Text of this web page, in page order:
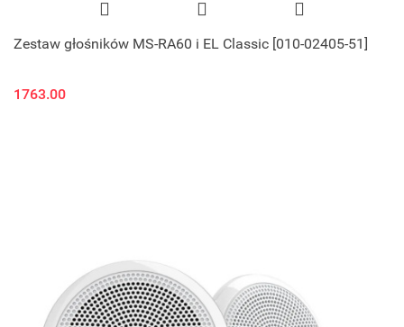
Zestaw głośników MS-RA60 i EL Classic [010-02405-51]
1763.00